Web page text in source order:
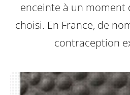
enceinte à un moment
choisi. En France, de
contraception